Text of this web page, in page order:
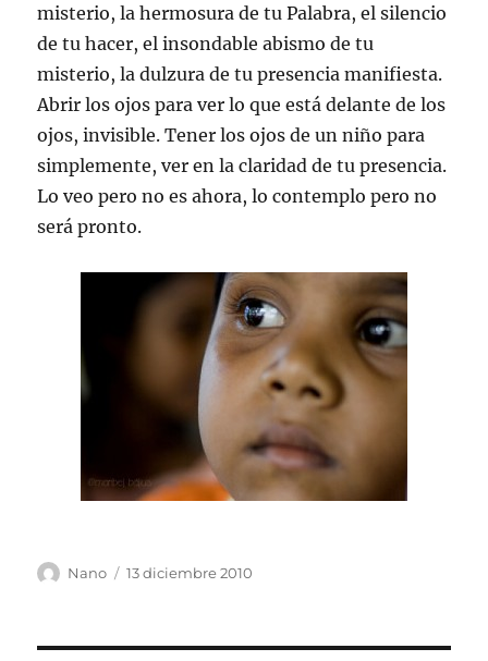
misterio, la hermosura de tu Palabra, el silencio
de tu hacer, el insondable abismo de tu
misterio, la dulzura de tu presencia manifiesta.
Abrir los ojos para ver lo que está delante de los
ojos, invisible. Tener los ojos de un niño para
simplemente, ver en la claridad de tu presencia.
Lo veo pero no es ahora, lo contemplo pero no
será pronto.
Autor
Nano
Publicado
13 diciembre 2010